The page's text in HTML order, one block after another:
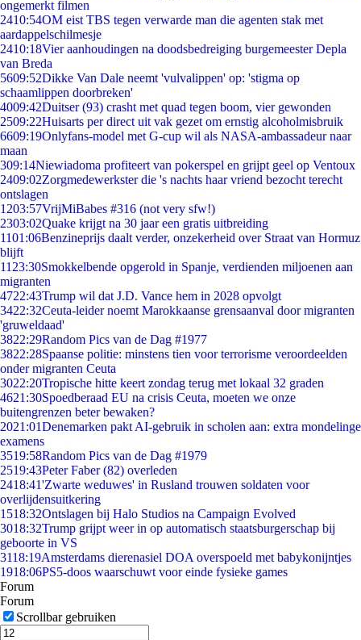
ongemerkt filmen
2410:54OM eist TBS tegen verwarde man die agenten stak met
aardappelschilmesje
2410:18Vier aanhoudingen na doodsbedreiging burgemeester Depla
van Breda
5609:52Dikke Van Dale neemt 'vulvalippen' op: 'stigma op
schaamlippen doorbreken'
4009:42Duitser (93) crasht met quad tegen boom, vier gewonden
2509:22Huisarts per direct uit vak gezet om ernstig alcoholmisbruik
6609:19Onlyfans-model met G-cup wil als NASA-ambassadeur naar
maan
309:14Niewiadoma profiteert van pokerspel en grijpt geel op Ventoux
2409:02Zorgmedewerkster die 's nachts haar vriend bezocht terecht
ontslagen
1203:57VrijMiBabes #316 (not very sfw!)
2303:02Quake krijgt na 30 jaar een gratis uitbreiding
1101:06Benzineprijs daalt verder, onzekerheid over Straat van Hormuz
blijft
11 23:30Smokkelbende opgerold in Spanje, verdienden miljoenen aan
migranten
4722:43Trump wil dat J.D. Vance hem in 2028 opvolgt
3422:32Ceuta-leider noemt Marokkaanse grensaanval door migranten
'gruweldaad'
3822:29Random Pics van de Dag #1977
3822:28Spaanse politie: minstens tien voor terrorisme veroordeelden
onder migranten Ceuta
3022:20Tropische hitte keert zondag terug met lokaal 32 graden
4621:30Spoedberaad EU na crisis Ceuta, moeten we onze
buitengrenzen beter bewaken?
2021:01Denemarken pakt AI-gebruik in scholen aan: extra mondelinge
examens
3519:58Random Pics van de Dag #1979
2519:43Peter Faber (82) overleden
2418:41'Zwarte weduwes' in Rusland trouwen soldaten voor
overlijdensuitkering
1518:32Ontslagen bij Halo Studios na Campaign Evolved
3018:32Trump grijpt weer in op automatisch staatsburgerschap bij
geboorte in VS
3118:19Amsterdams dierenasiel DOA overspoeld met babykonijntjes
1918:06PS5-doos waarschuwt voor einde fysieke games
Forum
Forum
Scrollbar gebruiken